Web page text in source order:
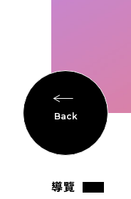
Back
導覽